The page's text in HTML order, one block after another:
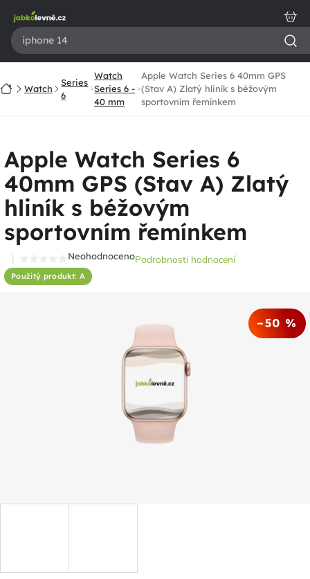
obsah
DomůWatch
Series
6
Watch
Series 6 -
40 mm
Apple Watch Series 6 40mm GPS
(Stav A) Zlatý hliník s béžovým
sportovním řemínkem
Apple Watch Series 6
40mm GPS (Stav A) Zlatý
hliník s béžovým
sportovním řemínkem
Použitý produkt: A
Průměrné
hodnocení
NeohodnocenoPodrobnosti hodnocení
–50 %